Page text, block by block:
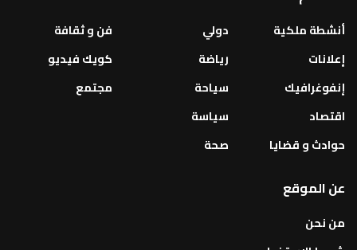
أنشطة ملكية
إعلانات
إنفوغرافيك
اقتصاد
حوادث و قضايا
دولي
رياضة
سياحة
سياسة
صحة
فن و ثقافة
كويك فيديو
مجتمع
عن الموقع
من نحن